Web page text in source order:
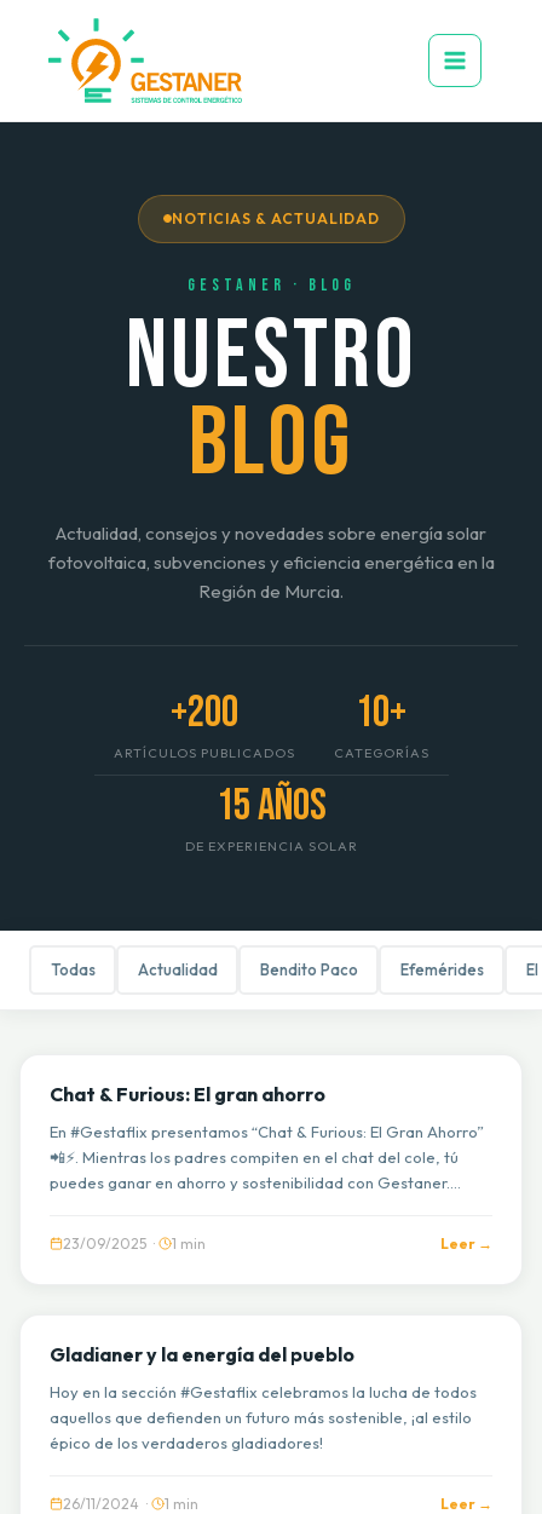
contenido
NOTICIAS & ACTUALIDAD
Gestaner · Blog
NUESTRO
BLOG
Actualidad, consejos y novedades sobre energía solar
fotovoltaica, subvenciones y eficiencia energética en la
Región de Murcia.
+200
ARTÍCULOS PUBLICADOS
10+
CATEGORÍAS
15 años
DE EXPERIENCIA SOLAR
Todas Actualidad Bendito Paco Efemérides
Chat & Furious: El gran ahorro
En #Gestaflix presentamos “Chat & Furious: El Gran Ahorro”
📲⚡. Mientras los padres compiten en el chat del cole, tú
puedes ganar en ahorro y sostenibilidad con Gestaner.
tranquilidad para tu hogar. 🌞💚
23/09/2025 · 1 min Leer →
Gladianer y la energía del pueblo
Hoy en la sección #Gestaflix celebramos la lucha de todos
aquellos que defienden un futuro más sostenible, ¡al estilo
épico de los verdaderos gladiadores!
26/11/2024 · 1 min Leer →